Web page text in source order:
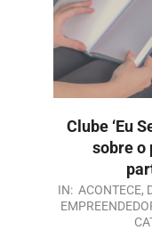
Clube ‘Eu
sobre o
IN: ACONTECE,